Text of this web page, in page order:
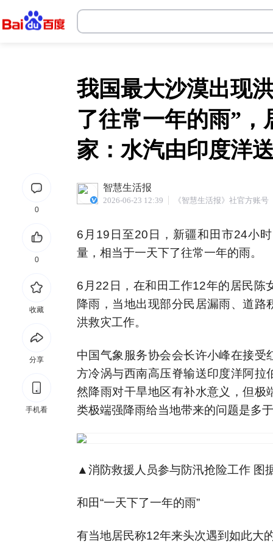
我国最大沙漠出现
了往常一年的雨”
家：水汽由印度洋
智慧生活报
2026-06-23 12:39 《智慧生活报》社官方账号
6月19日至20日，新疆和田市24小
量，相当于一天下了往常一年的雨。
6月22日，在和田工作12年的居民陈
降雨，当地出现部分民居漏雨、道
洪救灾工作。
中国气象服务协会会长许小峰在接
方冷涡与西南高压脊输送印度洋阿
然降雨对干旱地区有补水意义，但
类极端强降雨给当地带来的问题是多
▲消防救援人员参与防汛抢险工作 图
和田“一天下了一年的雨”
有当地居民称12年来头次遇到如此大
0
0
收藏
分享
手机看